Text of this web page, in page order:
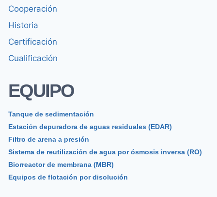
Cooperación
Historia
Certificación
Cualificación
EQUIPO
Tanque de sedimentación
Estación depuradora de aguas residuales (EDAR)
Filtro de arena a presión
Sistema de reutilización de agua por ósmosis inversa (RO)
Biorreactor de membrana (MBR)
Equipos de flotación por disolución